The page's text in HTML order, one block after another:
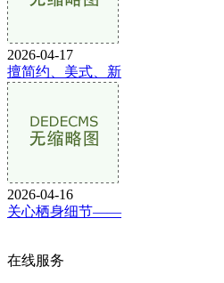
2026-04-17
擅简约、美式、新
2026-04-16
关心栖身细节——
在线服务